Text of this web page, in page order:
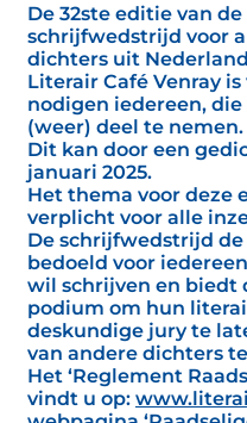
De 32ste editie van
schrijfwedstrijd voor
dichters uit
Literair Café Venray
nodigen iedereen,
(weer) deel te nemen.
Dit kan door een
januari 2025.
Het thema voor deze
verplicht voor alle
De schrijfwedstrijd de
bedoeld voor
wil schrijven en biedt
podium om hun
deskundige jury te
van andere dichters
Het ‘Reglement
vindt u op: